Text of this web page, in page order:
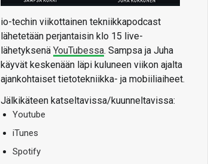
io-techin viikottainen tekniikkapodcast
lähetetään perjantaisin klo 15 live-
lähetyksenä YouTubessa. Sampsa ja Juha
käyvät keskenään läpi kuluneen viikon ajalta
ajankohtaiset tietotekniikka- ja mobiiliaiheet.
Jälkikäteen katseltavissa/kuunneltavissa:
Youtube
iTunes
Spotify